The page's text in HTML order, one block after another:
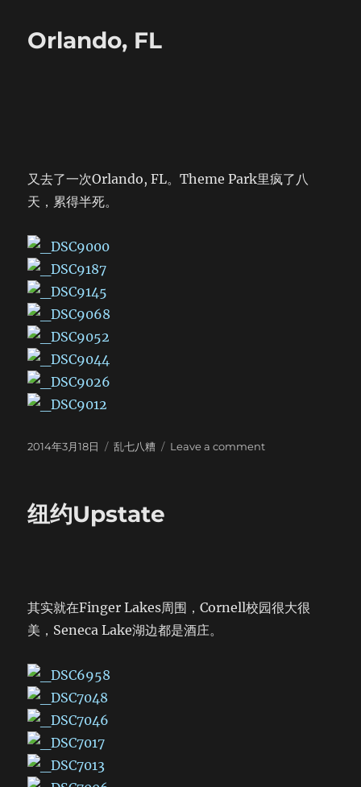
Orlando, FL
又去了一次Orlando, FL。Theme Park里疯了八
天，累得半死。
Posted
2014年3月18日 Categories
乱七八糟 Leave a commenton
纽约Upstate
其实就在Finger Lakes周围，Cornell校园很大很
美，Seneca Lake湖边都是酒庄。